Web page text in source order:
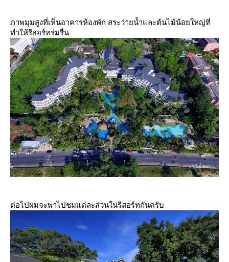
ภาพมุมสูงที่เห็นอาคารห้องพัก สระว่ายน้ำและต้นไม้น้อยใหญ่ที่
ทำให้รีสอร์ทร่มรื่น
ต่อไปผมจะพาไปชมแต่ละส่วนในรีสอร์ทกันครับ